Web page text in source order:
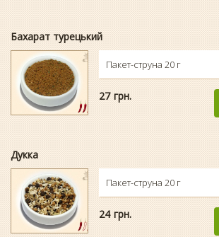
Бахарат турецький
Пакет-струна 20 г
27 гpн.
Дукка
Пакет-струна 20 г
24 гpн.